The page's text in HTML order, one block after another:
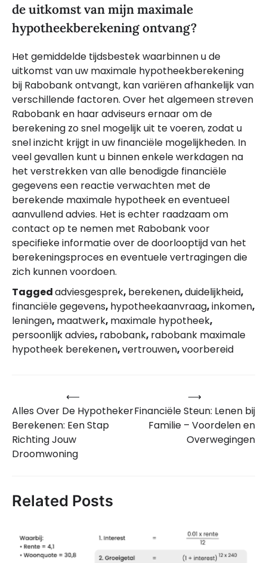
de uitkomst van mijn maximale
hypotheekberekening ontvang?
Het gemiddelde tijdsbestek waarbinnen u de
uitkomst van uw maximale hypotheekberekening
bij Rabobank ontvangt, kan variëren afhankelijk van
verschillende factoren. Over het algemeen streven
Rabobank en haar adviseurs ernaar om de
berekening zo snel mogelijk uit te voeren, zodat u
snel inzicht krijgt in uw financiële mogelijkheden. In
veel gevallen kunt u binnen enkele werkdagen na
het verstrekken van alle benodigde financiële
gegevens een reactie verwachten met de
berekende maximale hypotheek en eventueel
aanvullend advies. Het is echter raadzaam om
contact op te nemen met Rabobank voor
specifieke informatie over de doorlooptijd van het
berekeningsproces en eventuele vertragingen die
zich kunnen voordoen.
Taggedadviesgesprek, berekenen,duidelijkheid,
financiële gegevens, hypotheekaanvraag,inkomen,
leningen, maatwerk, maximale hypotheek,
persoonlijk advies, rabobank, rabobank maximale
hypotheek berekenen,vertrouwen,voorbereid
navigatie
⟵
Alles Over De Hypotheker
Berekenen: Een Stap
Richting Jouw
Droomwoning
Financiële Steun: Lenen bij
Familie – Voordelen en
Overwegingen
⟶
Related Posts